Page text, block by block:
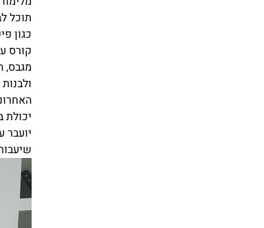
תוכל
כגון
קורס
מגבס,
שיעבור 80%